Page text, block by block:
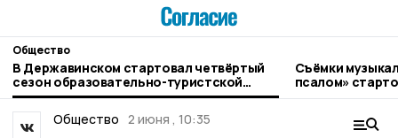
Общество
В Державинском стартовал четвёртый
сезон образовательно-туристской
программы
Съёмки
псалом»
Общество 2 июня , 10:35